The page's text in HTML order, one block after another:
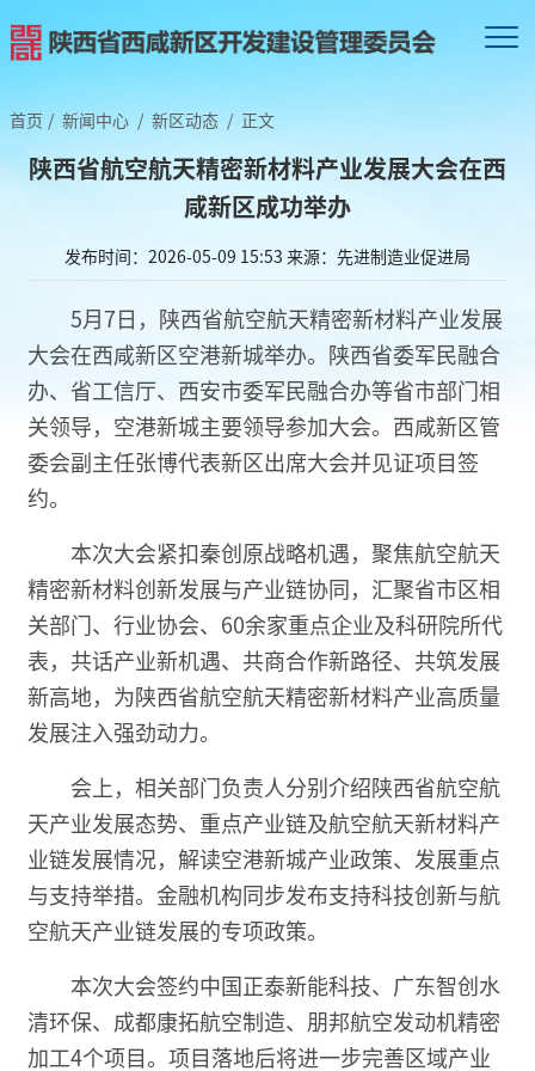
首页 / 新闻中心 / 新区动态 / 正文
陕西省航空航天精密新材料产业发展大会在西
咸新区成功举办
发布时间：2026-05-09 15:53 来源：先进制造业促进局
5月7日，陕西省航空航天精密新材料产业发展
大会在西咸新区空港新城举办。陕西省委军民融合
办、省工信厅、西安市委军民融合办等省市部门相
关领导，空港新城主要领导参加大会。西咸新区管
委会副主任张博代表新区出席大会并见证项目签
约。
本次大会紧扣秦创原战略机遇，聚焦航空航天
精密新材料创新发展与产业链协同，汇聚省市区相
关部门、行业协会、60余家重点企业及科研院所代
表，共话产业新机遇、共商合作新路径、共筑发展
新高地，为陕西省航空航天精密新材料产业高质量
发展注入强劲动力。
会上，相关部门负责人分别介绍陕西省航空航
天产业发展态势、重点产业链及航空航天新材料产
业链发展情况，解读空港新城产业政策、发展重点
与支持举措。金融机构同步发布支持科技创新与航
空航天产业链发展的专项政策。
本次大会签约中国正泰新能科技、广东智创水
清环保、成都康拓航空制造、朋邦航空发动机精密
加工4个项目。项目落地后将进一步完善区域产业